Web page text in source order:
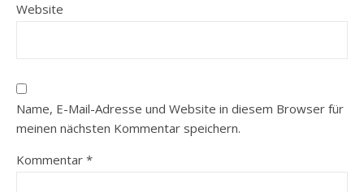
Website
Name, E-Mail-Adresse und Website in diesem Browser für
meinen nächsten Kommentar speichern.
Kommentar *